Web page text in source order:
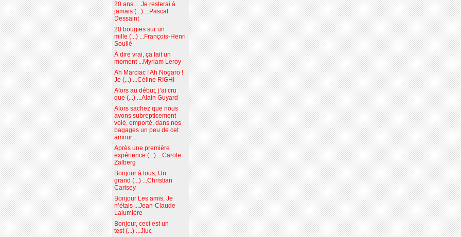
20 ans… Je resterai à
jamais (...) ...Pascal
Dessaint
20 bougies sur un
mille (...) ...François-Henri
Soulié
À dire vrai, ça fait un
moment ...Myriam Leroy
Ah Marciac ! Ah Nogaro !
Je (...) ...Céline RIGHI
Alors au début, j’ai cru
que (...) ...Alain Guyard
Alors sachez que nous
avons subrepticement
volé, emporté, dans nos
bagages un peu de cet
amour...
Après une première
expérience (...) ...Carole
Zalberg
Bonjour à tous, Un
grand (...) ...Christian
Carisey
Bonjour Les amis, Je
n’étais ...Jean-Claude
Lalumière
Bonjour, ceci est un
test (...) ...Jluc